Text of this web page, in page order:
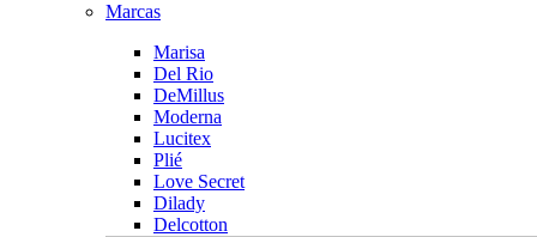
Marcas
Marisa
Del Rio
DeMillus
Moderna
Lucitex
Plié
Love Secret
Dilady
Delcotton